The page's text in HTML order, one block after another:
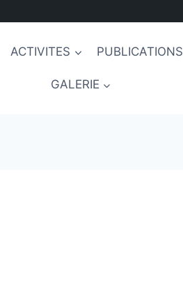
ACTIVITES PUBLICATIONS
GALERIE